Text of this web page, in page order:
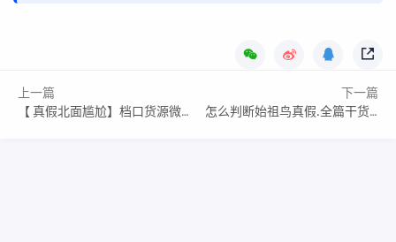
上一篇
【 真假北面尴尬】档口货源微信
下一篇
怎么判断始祖鸟真假.全篇干货建议收藏